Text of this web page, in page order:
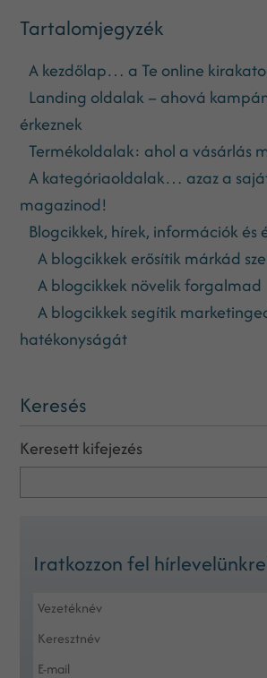
Tartalomjegyzék
A kezdőlap… a Te online
Landing oldalak – ahová
érkeznek
Termékoldalak: ahol a vásárlás
A kategóriaoldalak… azaz a
magazinod!
Blogcikkek, hírek, információk és
A blogcikkek erősítik márkád
A blogcikkek növelik forgalmad
A blogcikkek segítik
hatékonyságát
Keresés
Keresett kifejezés
Iratkozzon fel